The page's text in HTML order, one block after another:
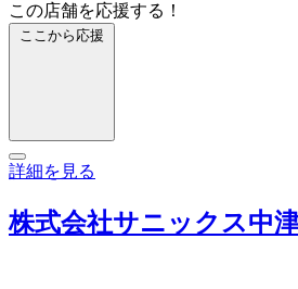
この店舗を応援する！
ここから応援
詳細を見る
株式会社サニックス中